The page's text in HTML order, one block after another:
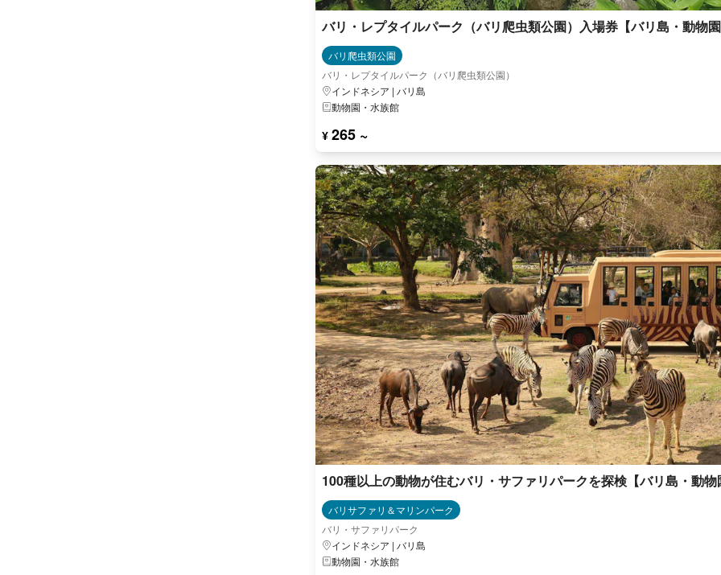
バリ・レプタイルパーク（バリ爬虫類公園）入場券【バリ島・動物
バリ爬虫類公園
バリ・レプタイルパーク（バリ爬虫類公園）
インドネシア | バリ島
動物園・水族館
¥ 265 ~
100種以上の動物が住むバリ・サファリパークを探検【バリ島・動物
バリサファリ＆マリンパーク
バリ・サファリパーク
インドネシア | バリ島
動物園・水族館